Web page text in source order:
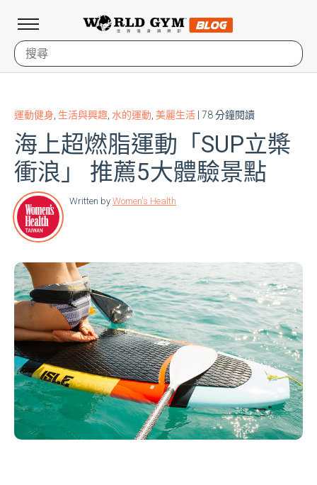
運動健身 生活與興趣 水的運動 美麗生活 | 78 分鐘閱讀
海上超燃脂運動「SUP立槳
衝浪」 推薦5大體驗景點
Written by Women's Health